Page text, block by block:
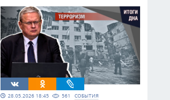
28.05.2026 18:45 561 СОБЫТИЯ